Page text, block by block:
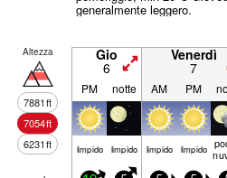
generalmente leggero.
Altezza
7881ft
7054ft
6231ft
Gio
6
Venerdì
7
PM notte AM PM
limp­ido limp­ido limp­ido limp­ido